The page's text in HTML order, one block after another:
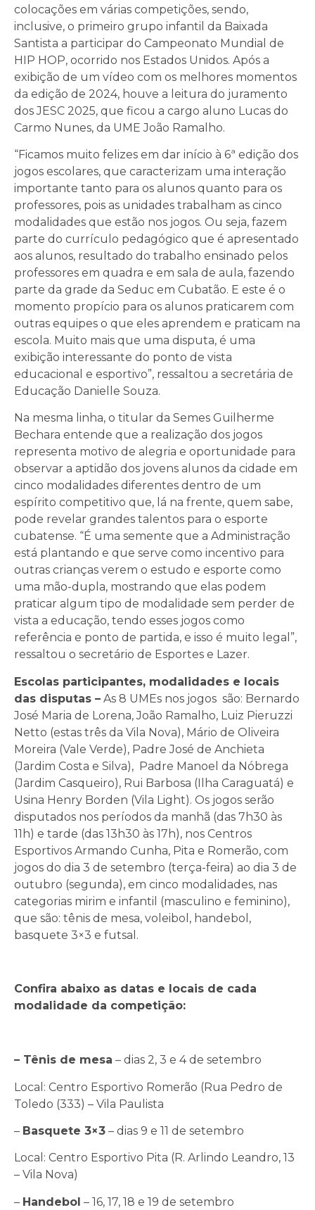
colocações em várias competições, sendo,
inclusive, o primeiro grupo infantil da Baixada
Santista a participar do Campeonato Mundial de
HIP HOP, ocorrido nos Estados Unidos. Após a
exibição de um vídeo com os melhores momentos
da edição de 2024, houve a leitura do juramento
dos JESC 2025, que ficou a cargo aluno Lucas do
Carmo Nunes, da UME João Ramalho.
“Ficamos muito felizes em dar início à 6ª edição dos
jogos escolares, que caracterizam uma interação
importante tanto para os alunos quanto para os
professores, pois as unidades trabalham as cinco
modalidades que estão nos jogos. Ou seja, fazem
parte do currículo pedagógico que é apresentado
aos alunos, resultado do trabalho ensinado pelos
professores em quadra e em sala de aula, fazendo
parte da grade da Seduc em Cubatão. E este é o
momento propício para os alunos praticarem com
outras equipes o que eles aprendem e praticam na
escola. Muito mais que uma disputa, é uma
exibição interessante do ponto de vista
educacional e esportivo”, ressaltou a secretária de
Educação Danielle Souza.
Na mesma linha, o titular da Semes Guilherme
Bechara entende que a realização dos jogos
representa motivo de alegria e oportunidade para
observar a aptidão dos jovens alunos da cidade em
cinco modalidades diferentes dentro de um
espírito competitivo que, lá na frente, quem sabe,
pode revelar grandes talentos para o esporte
cubatense. “É uma semente que a Administração
está plantando e que serve como incentivo para
outras crianças verem o estudo e esporte como
uma mão-dupla, mostrando que elas podem
praticar algum tipo de modalidade sem perder de
vista a educação, tendo esses jogos como
referência e ponto de partida, e isso é muito legal”,
ressaltou o secretário de Esportes e Lazer.
Escolas participantes, modalidades e locais
das disputas – As 8 UMEs nos jogos são: Bernardo
José Maria de Lorena, João Ramalho, Luiz Pieruzzi
Netto (estas três da Vila Nova), Mário de Oliveira
Moreira (Vale Verde), Padre José de Anchieta
(Jardim Costa e Silva), Padre Manoel da Nóbrega
(Jardim Casqueiro), Rui Barbosa (Ilha Caraguatá) e
Usina Henry Borden (Vila Light). Os jogos serão
disputados nos períodos da manhã (das 7h30 às
11h) e tarde (das 13h30 às 17h), nos Centros
Esportivos Armando Cunha, Pita e Romerão, com
jogos do dia 3 de setembro (terça-feira) ao dia 3 de
outubro (segunda), em cinco modalidades, nas
categorias mirim e infantil (masculino e feminino),
que são: tênis de mesa, voleibol, handebol,
basquete 3×3 e futsal.
Confira abaixo as datas e locais de cada
modalidade da competição:
– Tênis de mesa – dias 2, 3 e 4 de setembro
Local: Centro Esportivo Romerão (Rua Pedro de
Toledo (333) – Vila Paulista
– Basquete 3×3 – dias 9 e 11 de setembro
Local: Centro Esportivo Pita (R. Arlindo Leandro, 13
– Vila Nova)
– Handebol – 16, 17, 18 e 19 de setembro